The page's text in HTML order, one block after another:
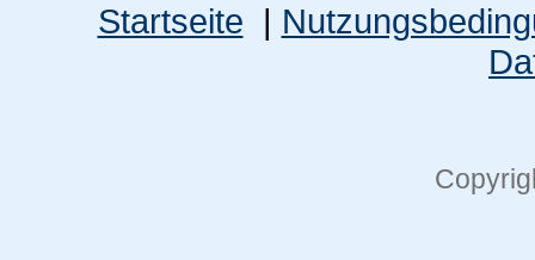
Startseite |